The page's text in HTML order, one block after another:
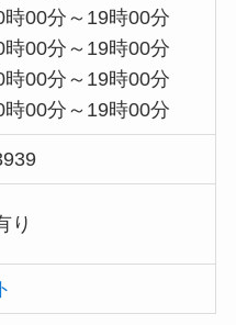
00分～19時00分
00分～19時00分
00分～19時00分
時00分～19時00分
り